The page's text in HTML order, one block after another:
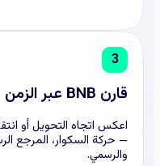
3
قارن BNB عبر الزمن
— حركة السكوار، المرجع
والرسمي.